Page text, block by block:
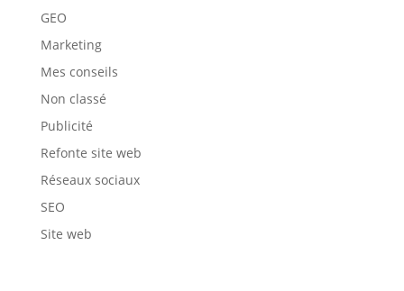
GEO
Marketing
Mes conseils
Non classé
Publicité
Refonte site web
Réseaux sociaux
SEO
Site web